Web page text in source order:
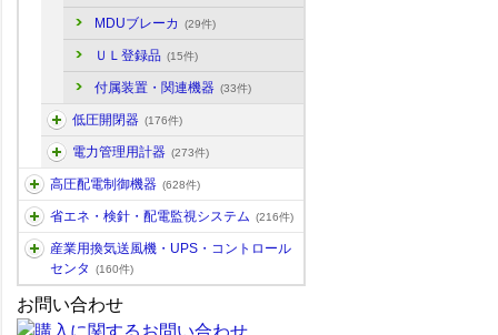
MDUブレーカ (29件)
ＵＬ登録品 (15件)
付属装置・関連機器 (33件)
低圧開閉器 (176件)
電力管理用計器 (273件)
高圧配電制御機器 (628件)
省エネ・検針・配電監視システム (216件)
産業用換気送風機・UPS・コントロール
センタ
(160件)
お問い合わせ